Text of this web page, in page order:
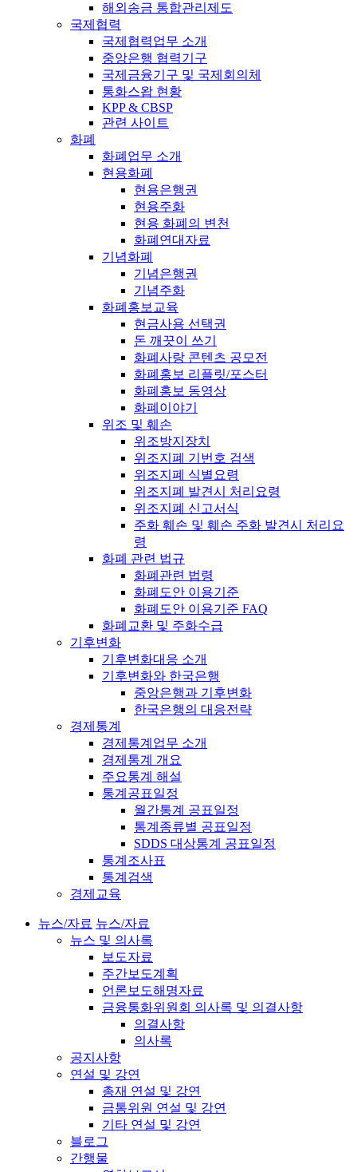
해외송금 통합관리제도
국제협력
국제협력업무 소개
중앙은행 협력기구
국제금융기구 및 국제회의체
통화스왑 현황
KPP & CBSP
관련 사이트
화폐
화폐업무 소개
현용화폐
현용은행권
현용주화
현용 화폐의 변천
화폐연대자료
기념화폐
기념은행권
기념주화
화폐홍보교육
현금사용 선택권
돈 깨끗이 쓰기
화폐사랑 콘텐츠 공모전
화폐홍보 리플릿/포스터
화폐홍보 동영상
화폐이야기
위조 및 훼손
위조방지장치
위조지폐 기번호 검색
위조지폐 식별요령
위조지폐 발견시 처리요령
위조지폐 신고서식
주화 훼손 및 훼손 주화 발견시 처리요
령
화폐 관련 법규
화폐관련 법령
화폐도안 이용기준
화폐도안 이용기준 FAQ
화폐교환 및 주화수급
기후변화
기후변화대응 소개
기후변화와 한국은행
중앙은행과 기후변화
한국은행의 대응전략
경제통계
경제통계업무 소개
경제통계 개요
주요통계 해설
통계공표일정
월간통계 공표일정
통계종류별 공표일정
SDDS 대상통계 공표일정
통계조사표
통계검색
경제교육
뉴스/자료 뉴스/자료
뉴스 및 의사록
보도자료
주간보도계획
언론보도해명자료
금융통화위원회 의사록 및 의결사항
의결사항
의사록
공지사항
연설 및 강연
총재 연설 및 강연
금통위원 연설 및 강연
기타 연설 및 강연
블로그
간행물